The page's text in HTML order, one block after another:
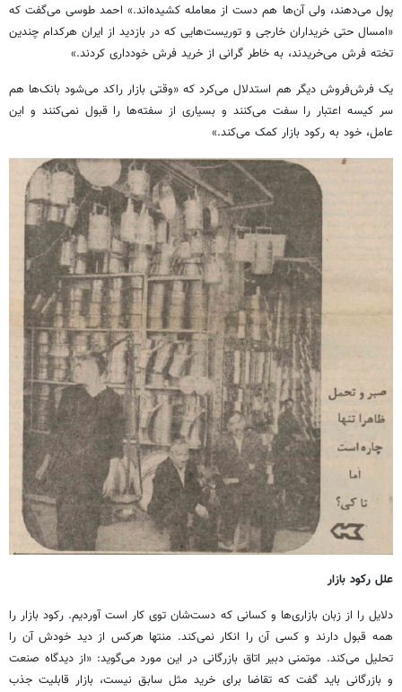
پول می‌دهند، ولی آن‌ها هم دست از معامله کشیده‌اند.» احمد طوسی می‌گفت که
«امسال حتی خریداران خارجی و توریست‌هایی که در بازدید از ایران هرکدام چندین
تخته فرش می‌خریدند، به خاطر گرانی از خرید فرش خودداری کردند.»
یک فرش‌فروش دیگر هم استدلال می‌کرد که «وقتی بازار راکد می‌شود بانک‌ها هم
سر کیسه اعتبار را سفت می‌کنند و بسیاری از سفته‌ها را قبول نمی‌کنند و این
عامل، خود به رکود بازار کمک می‌کند.»
علل رکود بازار
دلایل را از زبان بازاری‌ها و کسانی که دست‌شان توی کار است آوردیم. رکود بازار را
همه قبول دارند و کسی آن را انکار نمی‌کند. منتها هرکس از دید خودش آن را
تحلیل می‌کند. موتمنی دبیر اتاق بازرگانی در این مورد می‌گوید: «از دیدگاه صنعت
و بازرگانی باید گفت که تقاضا برای خرید مثل سابق نیست، بازار قابلیت جذب